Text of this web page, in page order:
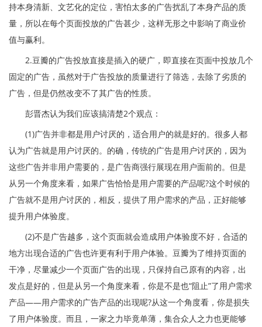
持本身清新、文艺化的定位，害怕太多的广告扰乱了本身产品的质
量，所以在每个页面投放的广告甚少，这样无形之中影响了商业价
值与赢利。
2.豆瓣的广告投放直接是插入的硬广，即直接在页面中投放几个
固定的广告，虽然对于广告投放的质量进行了筛选，去除了劣质的
广告，但是仍然改变不了其广告的性质。
彭晋杰认为我们应该搞清楚2个观点：
(1)广告并非都是用户讨厌的，适合用户的就是好的。很多人都
认为广告就是用户讨厌的。的确，传统的广告是用户讨厌的，因为
这些广告并非用户需要的，是广告商强行展现在用户面前的。但是
从另一个角度来看，如果广告恰恰是用户需要的产品呢?这个时候的
广告就不是用户讨厌的，相反，提供了用户需求的产品，正好能够
提升用户体验度。
(2)不是广告越多，这个页面就会造成用户体验度不好，合适的
地方出现合适的广告也许更有利于用户体验。豆瓣为了维持页面的
干净，尽量减少一个页面广告的出现，只保持自己原有的内容，出
发点是好的，但是从另一个角度来看，你是不是也“阻止”了用户需求
产品——用户需求的广告产品的出现呢?从这一个角度看，你是损失
了用户体验度。而且，一家之力毕竟单薄，集合众人之力也更能够